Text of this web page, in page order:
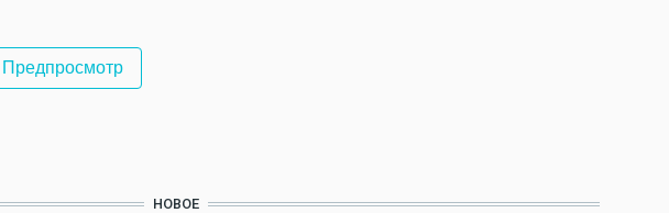
НОВОЕ